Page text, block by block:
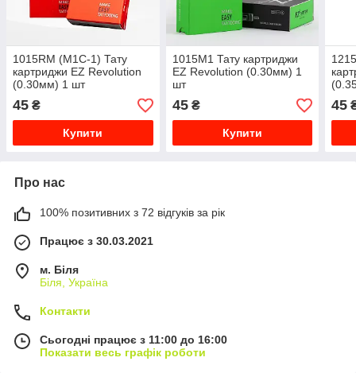
1015RМ (M1C-1) Тату
картриджи EZ Revolution
(0.30мм) 1 шт
45 ₴
Купити
1015M1 Тату картриджи
EZ Revolution (0.30мм) 1
шт
45₴
Купити
45
Про нас
100% позитивних з 72 відгуків за рік
Працює з 30.03.2021
м. Біля
Біля, Україна
Контакти
Сьогодні працює з 11:00 до 16:00
Показати весь графік роботи